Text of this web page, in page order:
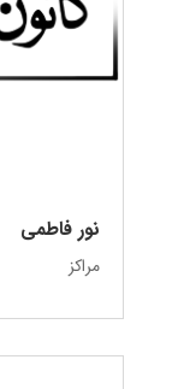
نور فاطمی
مراکز